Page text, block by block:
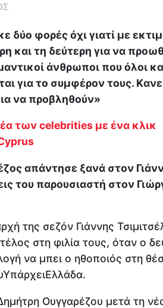
δύο φορές όχι γιατί με
και τη δεύτερη για να
άνθρωποι που όλοι
για το συμφέρον τους.
να προβληθούν»
των celebrities με ένα κλικ
απάντησε ξανά στον
του παρουσιαστή στον
της σεζόν Γιάννης
στη φιλία τους, όταν ο
να μπει ο ηθοποιός στη
Ουγγαρέζου μετά τη